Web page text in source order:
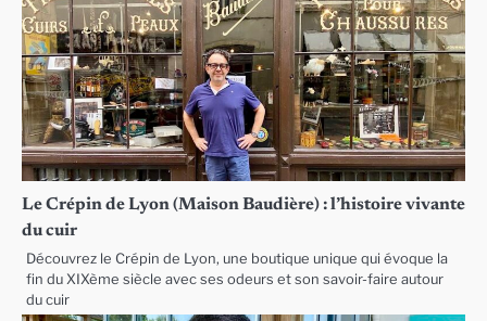
Le Crépin de Lyon (Maison Baudière) : l’histoire vivante
du cuir
Découvrez le Crépin de Lyon, une boutique unique qui évoque la
fin du XIXème siècle avec ses odeurs et son savoir-faire autour
du cuir